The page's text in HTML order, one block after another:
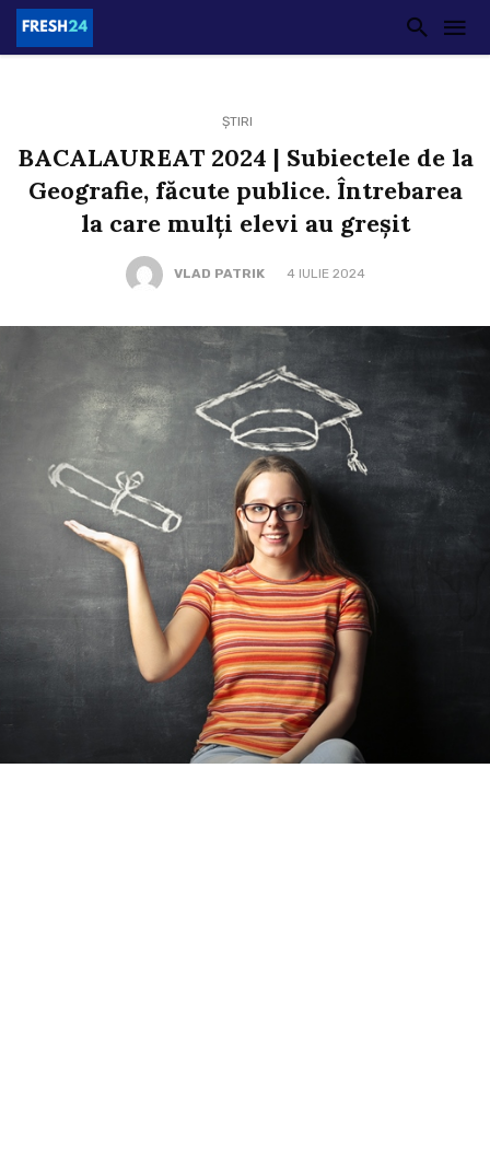
ȘTIRI
BACALAUREAT 2024 | Subiectele de la
Geografie, făcute publice. Întrebarea
la care mulți elevi au greșit
VLAD PATRIK 4 IULIE 2024